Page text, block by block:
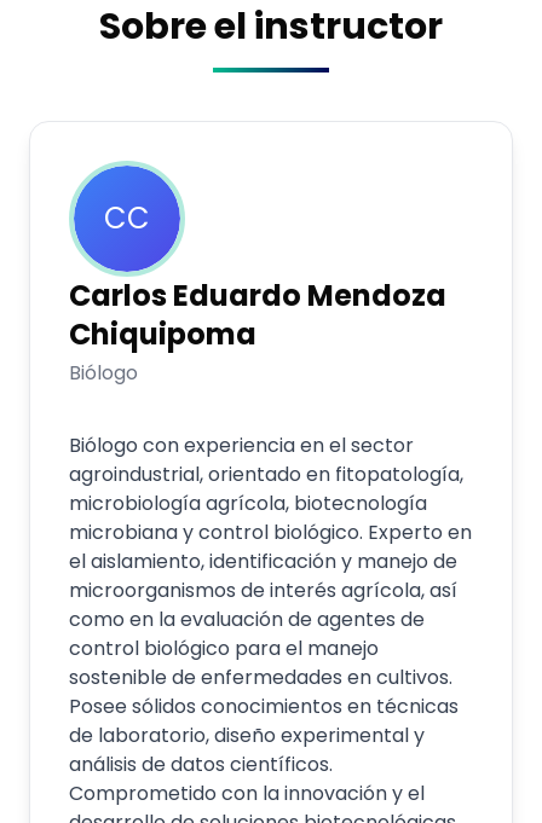
Sobre el instructor
CC
Carlos Eduardo Mendoza
Chiquipoma
Biólogo
Biólogo con experiencia en el sector
agroindustrial, orientado en fitopatología,
microbiología agrícola, biotecnología
microbiana y control biológico. Experto en
el aislamiento, identificación y manejo de
microorganismos de interés agrícola, así
como en la evaluación de agentes de
control biológico para el manejo
sostenible de enfermedades en cultivos.
Posee sólidos conocimientos en técnicas
de laboratorio, diseño experimental y
análisis de datos científicos.
Comprometido con la innovación y el